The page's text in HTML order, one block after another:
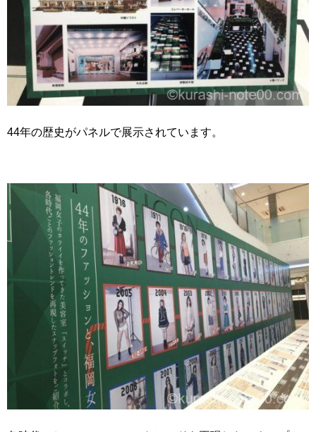
44年の歴史がパネルで展示されています。